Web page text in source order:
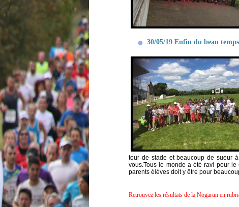
30/05/19 Enfin du beau
tour de stade et beaucoup de sueur
vous.Tous le monde a été ravi pour
parents élèves doit y être pour
Retrouvez les résultats de la Nogarun en